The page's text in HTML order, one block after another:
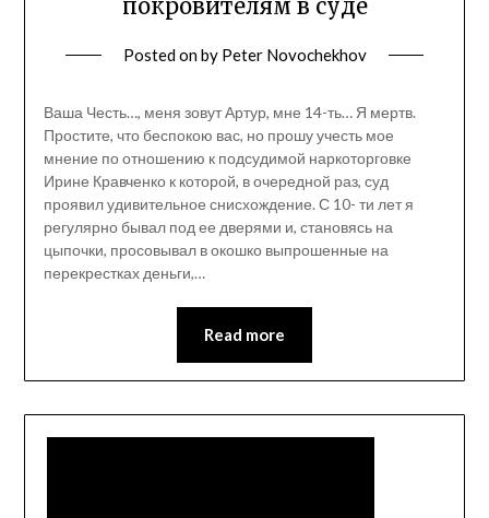
покровителям в судe
Posted onby Peter Novochekhov
Ваша Честь…, меня зовут Артур, мне 14-ть… Я мертв.
Простите, что беспокою вас, но прошу учесть мое
мнение по отношению к подсудимой наркоторговке
Ирине Кравченко к которой, в очередной раз, суд
проявил удивительное снисхождение. С 10- ти лет я
регулярно бывал под ее дверями и, становясь на
цыпочки, просовывал в окошко выпрошенные на
перекрестках деньги,…
Read more